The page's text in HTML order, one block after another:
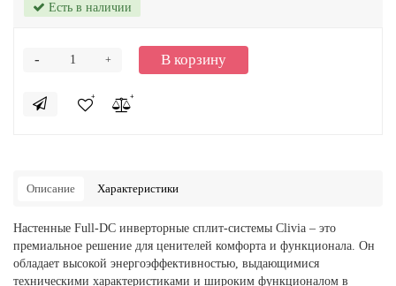
Есть в наличии
+
- В корзину
Описание Характеристики
Настенные Full-DC инверторные сплит-системы Clivia – это
премиальное решение для ценителей комфорта и функционала. Он
обладает высокой энергоэффективностью, выдающимися
техническими характеристиками и широким функционалом в